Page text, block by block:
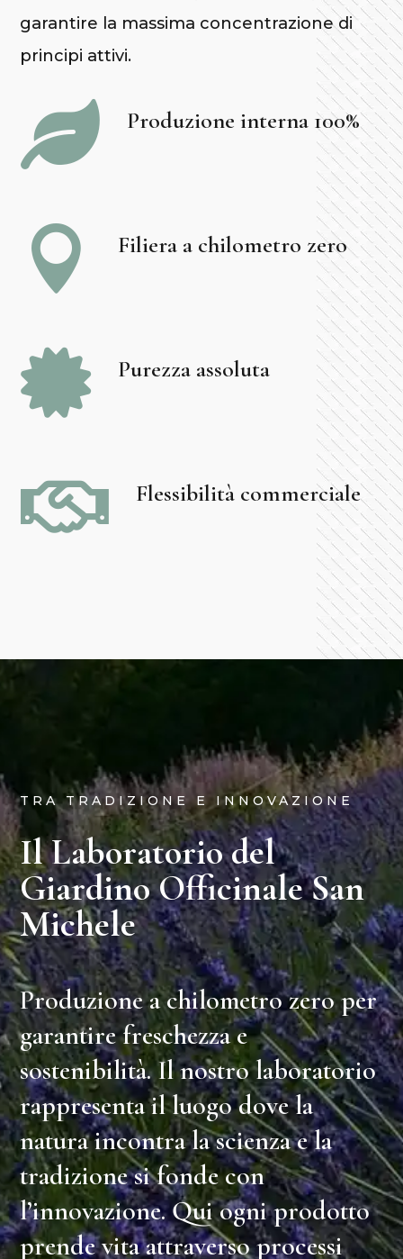
garantire la massima concentrazione di
principi attivi.
 Produzione interna 100%
 Filiera a chilometro zero
 Purezza assoluta
 Flessibilità commerciale
TRA TRADIZIONE E INNOVAZIONE
Il Laboratorio del
Giardino Officinale San
Michele
Produzione a chilometro zeroper
garantire freschezza e
sostenibilità. Il nostrolaboratorio
rappresenta il luogo dove la
natura incontra la scienza e la
tradizione si fonde con
l’innovazione. Qui ogni prodotto
prende vita attraverso processi